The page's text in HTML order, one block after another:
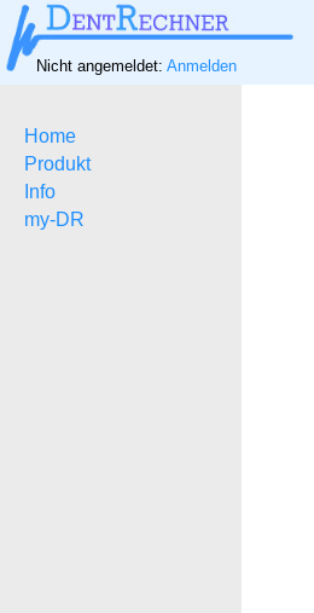
Nicht angemeldet: Anmelden
Home
Produkt
Info
my-DR